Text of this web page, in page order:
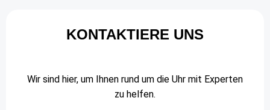
KONTAKTIERE UNS
Wir sind hier, um Ihnen rund um die Uhr mit Experten
zu helfen.